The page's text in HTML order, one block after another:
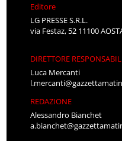
Editore
LG PRESSE S.R.L.
via Festaz, 52 11100
DIRETTORE
Luca Mercanti
REDAZIONE
Alessandro Bianchet